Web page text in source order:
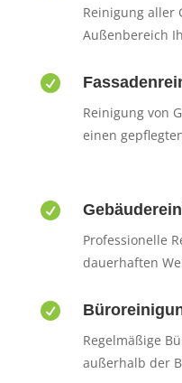
Reinigung aller
Außenbereich

Reinigung von
einen

Professionelle
dauerhaften

Regelmäßige
außerhalb der